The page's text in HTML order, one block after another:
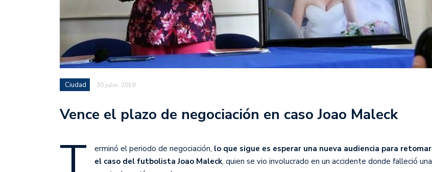
Ciudad 30 julio, 2019
Vence el plazo de negociación en caso Joao Maleck
erminó el periodo de negociación, lo que sigue es esperar una nueva audiencia para retomar
el caso del futbolista Joao Maleck, quien se vio involucrado en un accidente donde falleció una